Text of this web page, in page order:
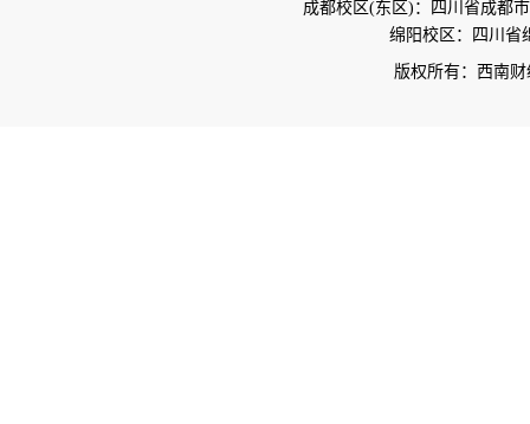
成都校区(东区)：四川省成都
绵阳校区：四川省
版权所有：西南